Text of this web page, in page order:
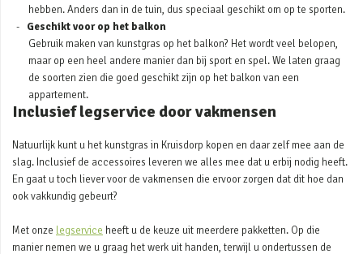
hebben. Anders dan in de tuin, dus speciaal geschikt om op te sporten.
Geschikt voor op het balkon
Gebruik maken van kunstgras op het balkon? Het wordt veel belopen,
maar op een heel andere manier dan bij sport en spel. We laten graag
de soorten zien die goed geschikt zijn op het balkon van een
appartement.
Inclusief legservice door vakmensen
Natuurlijk kunt u het kunstgras in Kruisdorp kopen en daar zelf mee aan de
slag. Inclusief de accessoires leveren we alles mee dat u erbij nodig heeft.
En gaat u toch liever voor de vakmensen die ervoor zorgen dat dit hoe dan
ook vakkundig gebeurt?
Met onze legservice heeft u de keuze uit meerdere pakketten. Op die
manier nemen we u graag het werk uit handen, terwijl u ondertussen de